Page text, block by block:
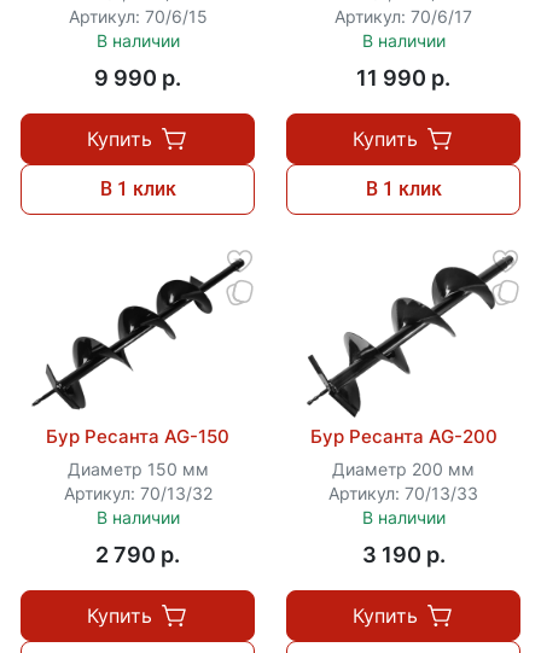
Артикул: 70/6/15
В наличии
9 990 p.
Купить
В 1 клик
Артикул: 70/6/17
В наличии
11 990 p.
Купить
В 1 клик
Бур Ресанта AG-150
Диаметр 150 мм
Артикул: 70/13/32
В наличии
2 790 p.
Купить
Бур Ресанта AG-200
Диаметр 200 мм
Артикул: 70/13/33
В наличии
3 190 p.
Купить